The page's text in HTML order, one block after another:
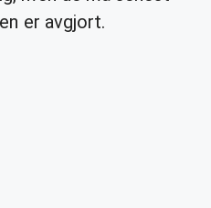
er avgjort.